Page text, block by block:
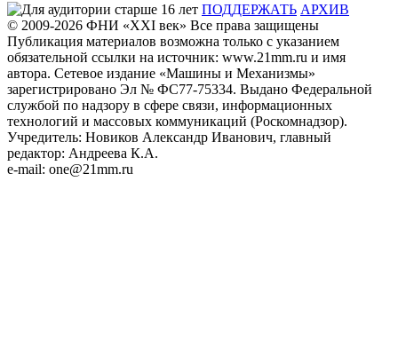
ПОДДЕРЖАТЬ АРХИВ
© 2009-2026 ФHИ «XXI век» Все права защищены
Публикация материалов возможна только с указанием
обязательной ссылки на источник: www.21mm.ru и имя
автора. Сетевое издание «Машины и Механизмы»
зарегистрировано Эл № ФС77-75334. Выдано Федеральной
службой по надзору в сфере связи, информационных
технологий и массовых коммуникаций (Роскомнадзор).
Учредитель: Новиков Александр Иванович, главный
редактор: Андреева К.А.
e-mail: one@21mm.ru